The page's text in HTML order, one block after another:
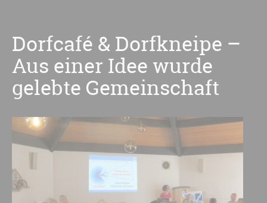
Dorfcafé & Dorfkneipe –
Aus einer Idee wurde
gelebte Gemeinschaft